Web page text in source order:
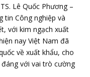
Lê Quốc Phương –
tin Công nghiệp và
với kim ngạch xuất
nay Việt Nam đã
về xuất khẩu, cho
với vai trò cường